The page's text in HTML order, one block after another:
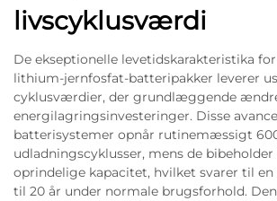
livscyklusværdi
De ekseptionelle levetidskarakteristika
lithium-jernfosfat-batteripakker leverer
cyklusværdier, der grundlæggende
energilagringsinvesteringer. Disse
batterisystemer opnår rutinemæssigt
udladningscyklusser, mens de bibeholder
oprindelige kapacitet, hvilket svarer til en
til 20 år under normale brugsforhold.